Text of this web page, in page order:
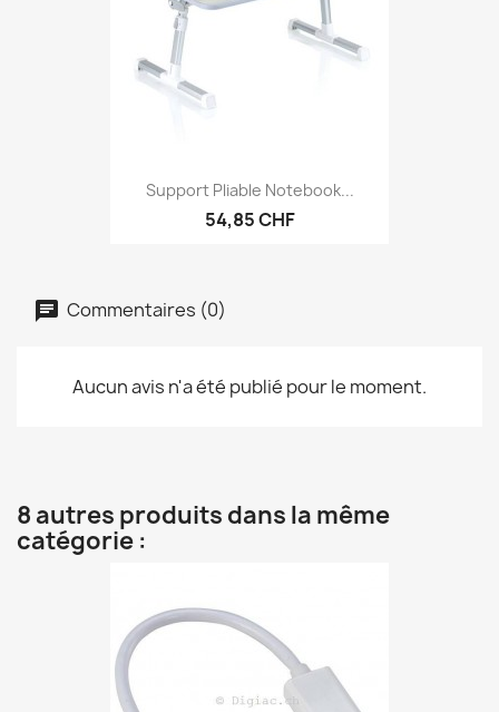
Support Pliable Notebook...
54,85 CHF
Commentaires (0)
Aucun avis n'a été publié pour le moment.
8 autres produits dans la même
catégorie :